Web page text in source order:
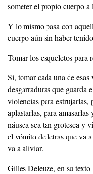
someter el propio cuerpo a
Y lo mismo pasa con
cuerpo aún sin haber
Tomar los esqueletos para
Si, tomar cada una de esas
desgarraduras que guarda
violencias para estrujarlas,
aplastarlas, para
náusea sea tan grotesca y
el vómito de letras que va
va a aliviar.
Gilles Deleuze, en su texto